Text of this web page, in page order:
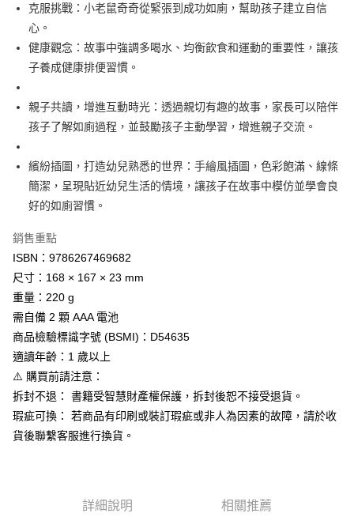
相關說明
【關於「AFTEE先享後付」】
AFTEE先享後付是「在收到商品之後才付款」的支付方式。 讓您購物簡單
１．簡單：不需註冊會員、不需綁卡、不需儲值。
２．便利：只要手機號碼，簡訊認證，即可結帳。
３．安心：先確認商品／服務後，再付款。
【「AFTEE先享後付」結帳流程】
１．於結帳方式選擇「AFTEE先享後付」後，將跳轉至「AFTEE先享後付」
結帳頁面，進行簡訊認證並確認金額後，即可完成結帳。
２．訂單成立數日內，您將收到繳費通知簡訊。
３．收到繳費通知簡訊後14天內，點擊此簡訊中的連結，可透過四大超商／
ATM／網路銀行／等多元方式進行付款，方視為交易完成。
後付繳納相關費用。
※ 交易是否成功請以「AFTEE先享後付 」之結帳頁面顯示為準，若有關於
是否繳費成功／繳費後需取消欲退款等相關疑問，請聯繫「AFTEE先享後付
客戶支援中心」
【注意事項】
１．透過由恩沛科技股份有限公司提供之「AFTEE先享後付」服務完成之交
易，需依本服務之必要範圍內提供個人資料，並將交易相關給付款項請求債
權轉讓予恩沛科技股份有限公司。
２．關於個人資料處理事宜，請瀏覽以下網址：
３．未成年的使用者請事先徵得法定代理人或監護人之同意方可使用
「AFTEE先享後付」，若未經同意申辦者引起之損失，本公司不負相關責
任。
４．使用「AFTEE先享後付」時，將依據個別帳號之用戶狀況，依本公司即
恩沛科技股份有限公司將有權停止該用戶之使用額度並採取法律行動。
運送方式
每筆NT$80，滿NT$799(含以上)免運費
付款後7-11取貨
每筆NT$80，滿NT$999(含以上)免運費
宅配
每筆NT$100，滿NT$999(含以上)免運費
克服挑戰：小老鼠奇奇從緊張到成功如廁，幫助孩子建立自信
心。
健康觀念：故事中強調多喝水、均衡飲食和運動的重要性，讓孩
子養成健康排便習慣。
親子共讀，增進互動時光：透過親切有趣的故事，家長可以陪伴
孩子了解如廁過程，並鼓勵孩子主動學習，增進親子交流。
繽紛插圖，打造幼兒熟悉的世界：手繪風插圖，色彩飽滿、線條
簡潔，呈現貼近幼兒生活的情境，讓孩子在故事中模仿並學會良
好的如廁習慣。
銷售重點
ISBN：9786267469682
尺寸：168 × 167 × 23 mm
重量：220 g
需自備 2 顆 AAA 電池
商品檢驗標識字號 (BSMI)：D54635
適讀年齡：1 歲以上
⚠️ 購買前請注意：
拆封不退： 書籍受智慧財產權保護，拆封後恕不接受退貨。
瑕疵可換： 若商品有印刷或裝訂瑕疵或非人為因素的故障，請於收
貨後聯繫客服進行換貨。
詳細說明 相關推薦